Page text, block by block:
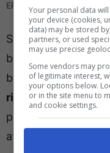
EPA/ADAM VAUGHAN) –
Stando agli ultimi
bozza di accordo
base di unprestito
riscatto fissato poi
pagherebbe per
attualmente di 3,8
Your personal data
your device (cookies,
data) may be stored
partners, or used
may use precise
Some vendors may
of legitimate interest,
your options below.
or in the site menu to
and cookie settings.